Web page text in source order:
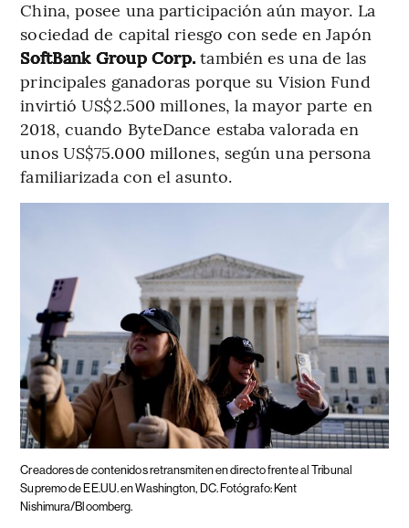
China, posee una participación aún mayor. La
sociedad de capital riesgo con sede en Japón
SoftBank Group Corp. también es una de las
principales ganadoras porque su Vision Fund
invirtió US$2.500 millones, la mayor parte en
2018, cuando ByteDance estaba valorada en
unos US$75.000 millones, según una persona
familiarizada con el asunto.
Creadores de contenidos retransmiten en directo frente al Tribunal
Supremo de EE.UU. en Washington, DC. Fotógrafo: Kent
Nishimura/Bloomberg.